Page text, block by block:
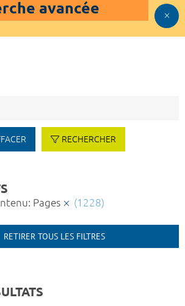
avancée
RECHERCHER
Pages (1228)
RETIRER TOUS LES FILTRES